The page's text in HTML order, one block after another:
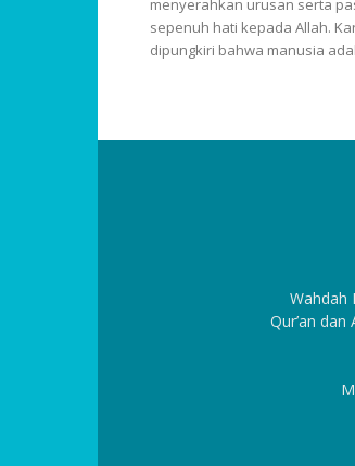
menyerahkan urusan serta
sepenuh hati kepada Allah.
dipungkiri bahwa manusia
Wahdah
Qur’an